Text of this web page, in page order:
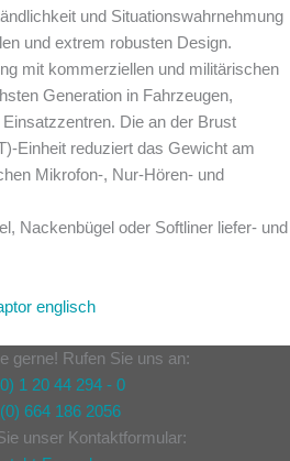
und Situationswahrnehmung
und extrem robusten Design.
mit kommerziellen und militärischen
Generation in Fahrzeugen,
Die an der Brust
Einheit reduziert das Gewicht am
Mikrofon-, Nur-Hören- und
Nackenbügel oder Softliner liefer- und
englisch
gerne! Rufen Sie uns an:
1 20 44 294 - 0
664 186 2056
unser Kontaktformular: